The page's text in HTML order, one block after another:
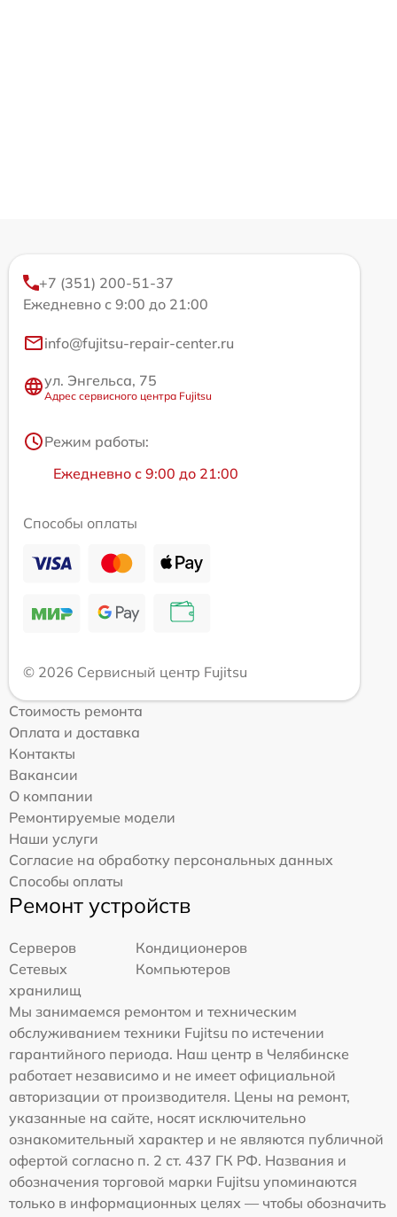
+7 (351) 200-51-37
Ежедневно с 9:00 до 21:00
info@fujitsu-repair-center.ru
ул. Энгельса, 75
Адрес сервисного центра Fujitsu
Режим работы:
Ежедневно с 9:00 до 21:00
Способы оплаты
© 2026 Сервисный центр Fujitsu
Стоимость ремонта
Оплата и доставка
Контакты
Вакансии
О компании
Ремонтируемые модели
Наши услуги
Согласие на обработку персональных данных
Способы оплаты
Ремонт устройств
Серверов
Кондиционеров
Сетевых
хранилищ
Компьютеров
Мы занимаемся ремонтом и техническим
обслуживанием техники Fujitsu по истечении
гарантийного периода. Наш центр в Челябинске
работает независимо и не имеет официальной
авторизации от производителя. Цены на ремонт,
указанные на сайте, носят исключительно
ознакомительный характер и не являются публичной
офертой согласно п. 2 ст. 437 ГК РФ. Названия и
обозначения торговой марки Fujitsu упоминаются
только в информационных целях — чтобы обозначить